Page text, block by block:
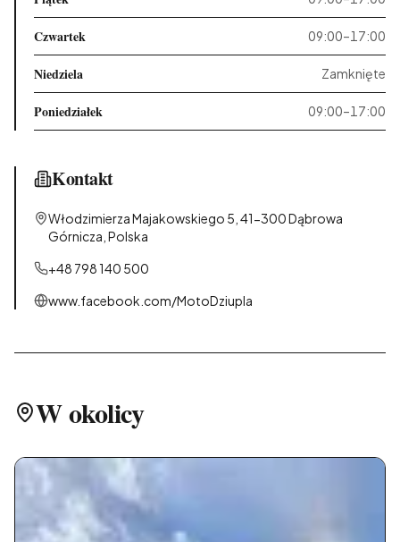
Czwartek 09:00–17:00
Niedziela Zamknięte
Poniedziałek 09:00–17:00
Kontakt
Włodzimierza Majakowskiego 5, 41-300 Dąbrowa
Górnicza, Polska
+48 798 140 500
www.facebook.com/MotoDziupla
W okolicy